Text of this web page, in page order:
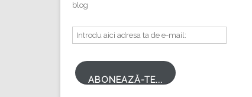
blog
Introdu
adresa
ta
ABONEAZĂ-TE...